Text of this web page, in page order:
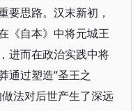
要思路。汉末新初，
《自本》中将元城王
进而在政治实践中将
通过塑造“圣王之
法对后世产生了深远